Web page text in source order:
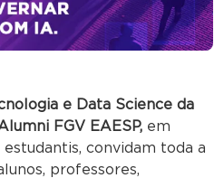
e Data Science da
FGV EAESP, em
convidam toda a
professores,